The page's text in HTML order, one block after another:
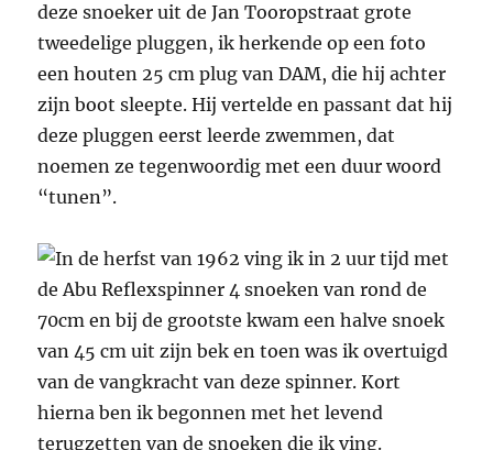
deze snoeker uit de Jan Tooropstraat grote
tweedelige pluggen, ik herkende op een foto
een houten 25 cm plug van DAM, die hij achter
zijn boot sleepte. Hij vertelde en passant dat hij
deze pluggen eerst leerde zwemmen, dat
noemen ze tegenwoordig met een duur woord
“tunen”.